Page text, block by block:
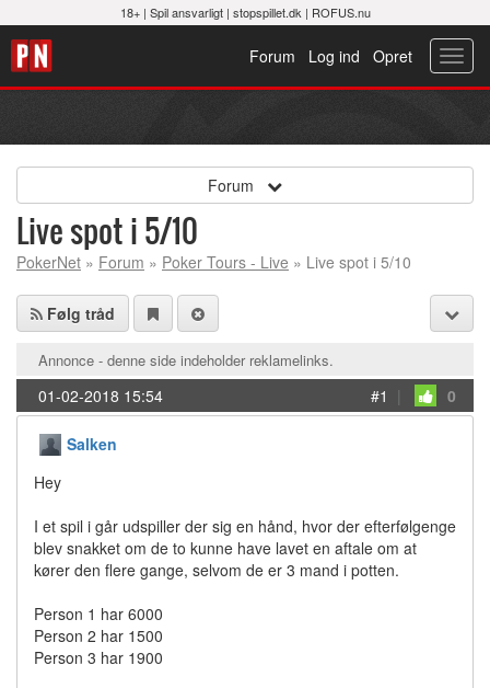
18+ | Spil ansvarligt| stopspillet.dk | ROFUS.nu
Opret
Log ind
Forum
Forum
Live spot i 5/10
PokerNet » Forum » Poker Tours - Live » Live spot i 5/10
Følg tråd
Annonce - denne side indeholder reklamelinks.
01-02-2018 15:54 #1 | 0
Salken
Hey
I et spil i går udspiller der sig en hånd, hvor der efterfølgenge
blev snakket om de to kunne have lavet en aftale om at
kører den flere gange, selvom de er 3 mand i potten.
Person 1 har 6000
Person 2 har 1500
Person 3 har 1900